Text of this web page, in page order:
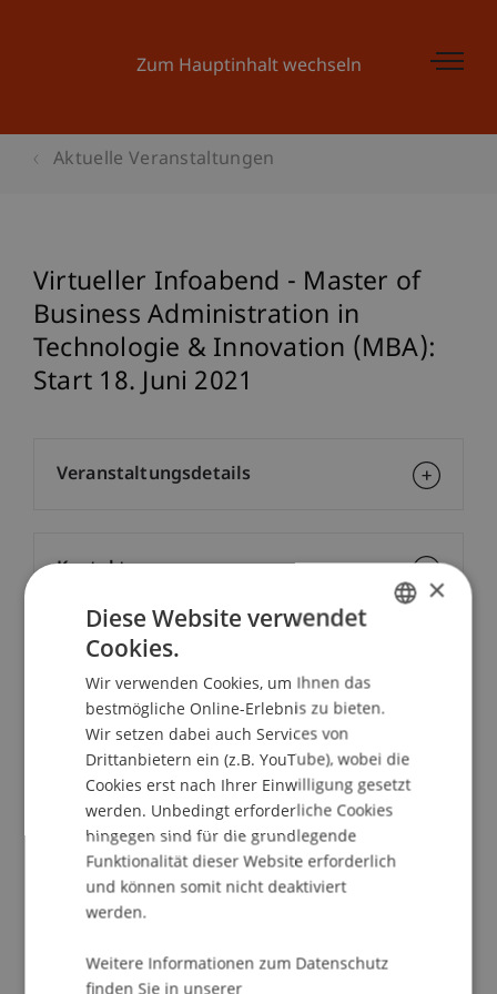
Zum Hauptinhalt wechseln
Aktuelle Veranstaltungen
Virtueller Infoabend - Master of
Business Administration in
Technologie & Innovation (MBA):
Start 18. Juni 2021
Institut für Entrepreneurship
Informationsveranstaltung zum
berufsbegleitenden, deutschsprachigen
Studiengang des Master of Business
Administration in Technologie & Innovation:
Ort: Online Webinar
Vorstellung des Studienganges MBA in
Veranstaltungsdetails
Kontakt
×
Diese Website verwendet
Cookies.
Wir verwenden Cookies, um Ihnen das
bestmögliche Online-Erlebnis zu bieten.
Wir setzen dabei auch Services von
Drittanbietern ein (z.B. YouTube), wobei die
Cookies erst nach Ihrer Einwilligung gesetzt
werden. Unbedingt erforderliche Cookies
hingegen sind für die grundlegende
Funktionalität dieser Website erforderlich
und können somit nicht deaktiviert
werden.
Weitere Informationen zum Datenschutz
finden Sie in unserer